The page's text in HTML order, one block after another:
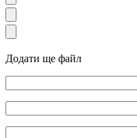
Додати ще файл